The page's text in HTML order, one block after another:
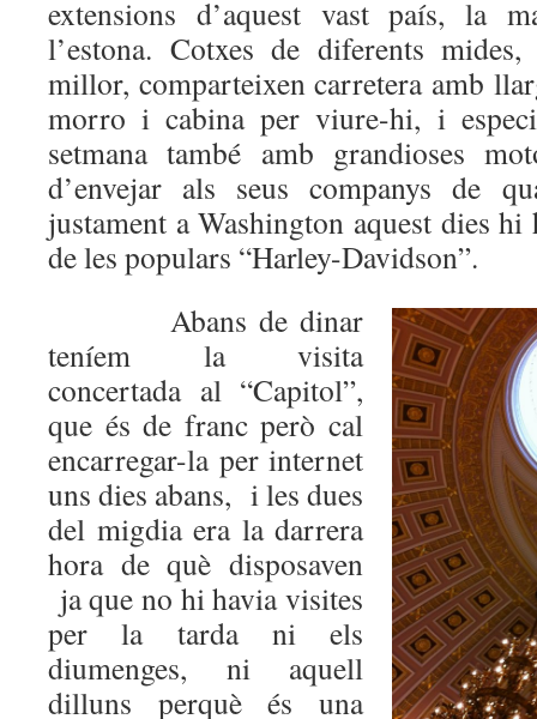
extensions d’aquest vast país, la
l’estona. Cotxes de diferents
millor, comparteixen carretera amb
morro i cabina per viure-hi, i
setmana també amb grandioses
d’envejar als seus companys de
justament a Washington aquest dies
de les populars “Harley-Davidson”.
Abans de dinar
teníem la visita
concertada al “Capitol”,
que és de franc però cal
encarregar-la per internet
uns dies abans, i les dues
del migdia era la darrera
hora de què disposaven
ja que no hi havia visites
per la tarda ni els
diumenges, ni aquell
dilluns perquè és una